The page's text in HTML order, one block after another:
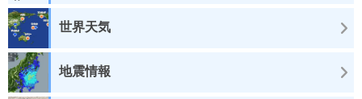
世界天気
地震情報